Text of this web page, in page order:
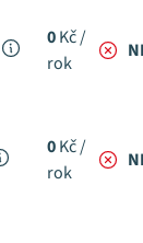
0Kč /
rok
0Kč /
rok